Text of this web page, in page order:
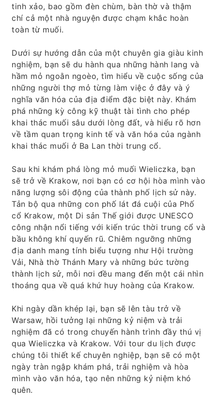
tinh xảo, bao gồm đèn chùm, bàn thờ và thậm
chí cả một nhà nguyện được chạm khắc hoàn
toàn từ muối.
Dưới sự hướng dẫn của một chuyên gia giàu kinh
nghiệm, bạn sẽ du hành qua những hành lang và
hầm mỏ ngoằn ngoèo, tìm hiểu về cuộc sống của
những người thợ mỏ từng làm việc ở đây và ý
nghĩa văn hóa của địa điểm đặc biệt này. Khám
phá những kỳ công kỹ thuật tài tình cho phép
khai thác muối sâu dưới lòng đất, và hiểu rõ hơn
về tầm quan trọng kinh tế và văn hóa của ngành
khai thác muối ở Ba Lan thời trung cổ.
Sau khi khám phá lòng mỏ muối Wieliczka, bạn
sẽ trở về Krakow, nơi bạn có cơ hội hòa mình vào
năng lượng sôi động của thành phố lịch sử này.
Tản bộ qua những con phố lát đá cuội của Phố
cổ Krakow, một Di sản Thế giới được UNESCO
công nhận nổi tiếng với kiến ​​trúc thời trung cổ và
bầu không khí quyến rũ. Chiêm ngưỡng những
địa danh mang tính biểu tượng như Hội trường
Vải, Nhà thờ Thánh Mary và những bức tường
thành lịch sử, mỗi nơi đều mang đến một cái nhìn
thoáng qua về quá khứ huy hoàng của Krakow.
Khi ngày dần khép lại, bạn sẽ lên tàu trở về
Warsaw, hồi tưởng lại những kỷ niệm và trải
nghiệm đã có trong chuyến hành trình đầy thú vị
qua Wieliczka và Krakow. Với tour du lịch được
chúng tôi thiết kế chuyên nghiệp, bạn sẽ có một
ngày tràn ngập khám phá, trải nghiệm và hòa
mình vào văn hóa, tạo nên những kỷ niệm khó
quên.